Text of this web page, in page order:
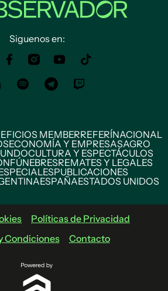
Siguenos en:
MEMBERREFERÍNACIONAL
ECONOMÍA Y EMPRESASAGRO
CULTURA Y ESPECTÁCULOS
FÚNEBRESREMATES Y LEGALES
PUBLICACIONES
ESPAÑAESTADOS UNIDOS
Políticas de Privacidad
Condiciones
Contacto